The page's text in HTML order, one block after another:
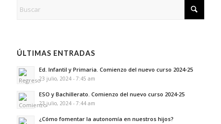
ÚLTIMAS ENTRADAS
Ed. Infantil y Primaria. Comienzo del nuevo curso 2024-25
23 julio, 2024 - 7:45 am
ESO y Bachillerato. Comienzo del nuevo curso 2024-25
23 julio, 2024 - 7:44 am
¿Cómo fomentar la autonomía en nuestros hijos?